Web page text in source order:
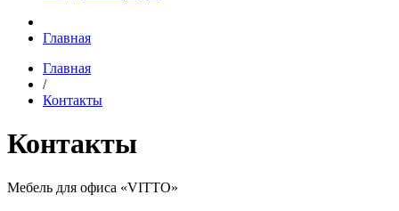
Главная
Главная
/
Контакты
Контакты
Мебель для офиса «VITTO»